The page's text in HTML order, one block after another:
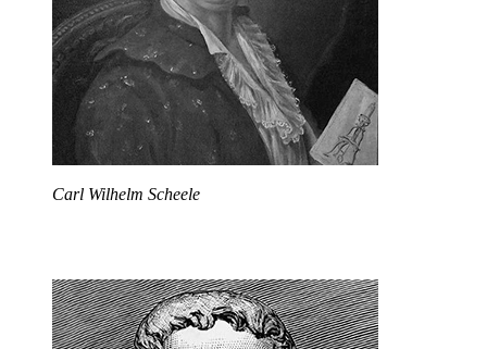
Carl Wilhelm Scheele